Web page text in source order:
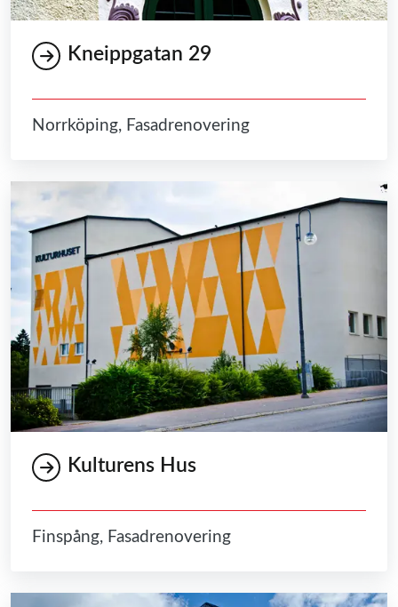
Kneippgatan 29
Norrköping, Fasadrenovering
Kulturens Hus
Finspång, Fasadrenovering